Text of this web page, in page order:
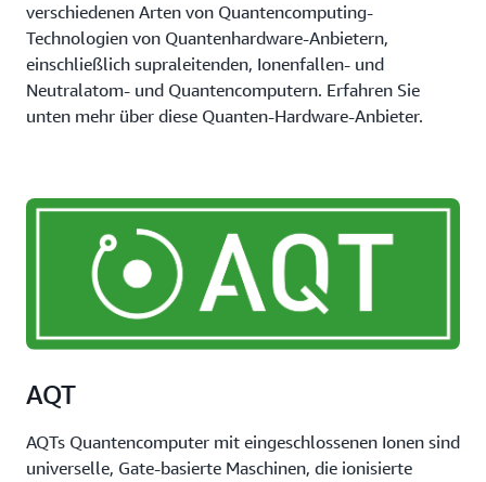
verschiedenen Arten von Quantencomputing-
Technologien von Quantenhardware-Anbietern,
einschließlich supraleitenden, Ionenfallen- und
Neutralatom- und Quantencomputern. Erfahren Sie
unten mehr über diese Quanten-Hardware-Anbieter.
AQT
AQTs Quantencomputer mit eingeschlossenen Ionen sind
universelle, Gate-basierte Maschinen, die ionisierte